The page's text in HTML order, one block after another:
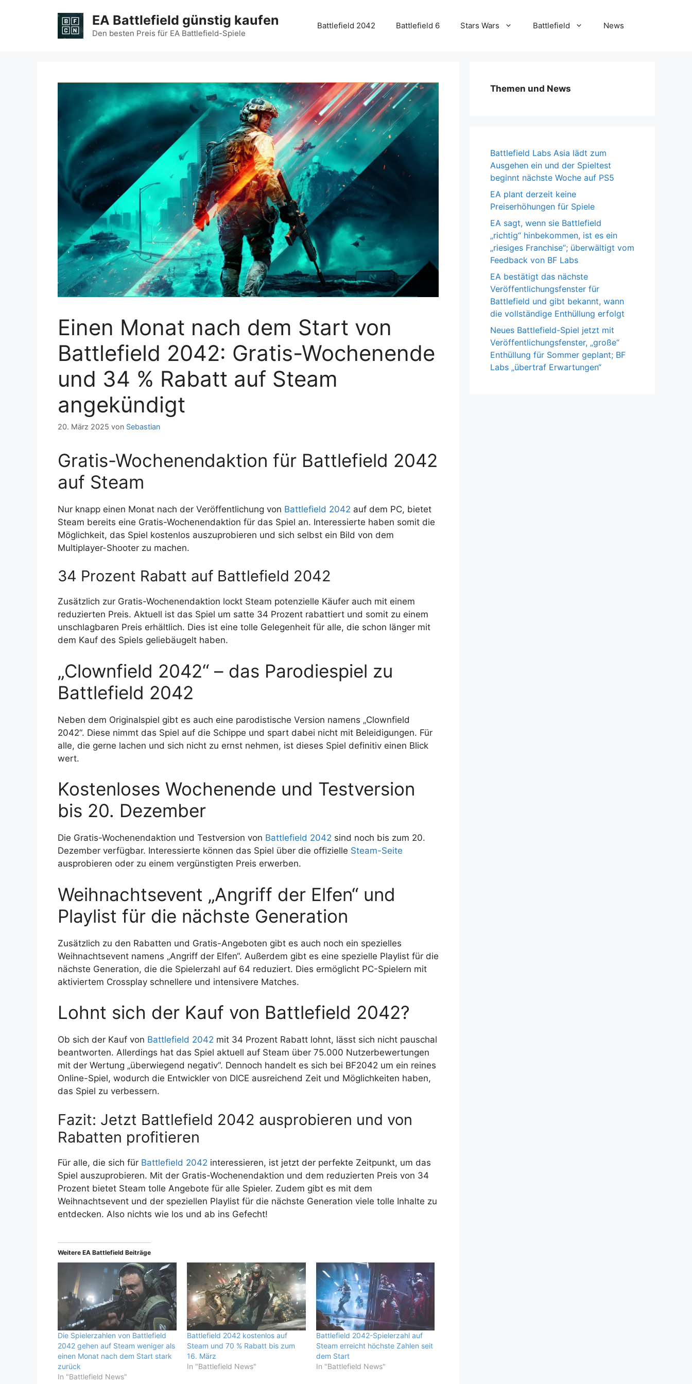
EA Battlefield günstig kaufen
Den besten Preis für EA Battlefield-Spiele
Battlefield 2042 Battlefield 6 Stars Wars Battlefield News
Einen Monat nach dem Start von
Battlefield 2042: Gratis-Wochenende
und 34 % Rabatt auf Steam
angekündigt
20. März 2025 von Sebastian
Gratis-Wochenendaktion für Battlefield 2042
auf Steam
Nur knapp einen Monat nach der Veröffentlichung von Battlefield 2042 auf dem PC, bietet
Steam bereits eine Gratis-Wochenendaktion für das Spiel an. Interessierte haben somit die
Möglichkeit, das Spiel kostenlos auszuprobieren und sich selbst ein Bild von dem
Multiplayer-Shooter zu machen.
34 Prozent Rabatt auf Battlefield 2042
Zusätzlich zur Gratis-Wochenendaktion lockt Steam potenzielle Käufer auch mit einem
reduzierten Preis. Aktuell ist das Spiel um satte 34 Prozent rabattiert und somit zu einem
unschlagbaren Preis erhältlich. Dies ist eine tolle Gelegenheit für alle, die schon länger mit
dem Kauf des Spiels geliebäugelt haben.
„Clownfield 2042“ – das Parodiespiel zu
Battlefield 2042
Neben dem Originalspiel gibt es auch eine parodistische Version namens „Clownfield
2042“. Diese nimmt das Spiel auf die Schippe und spart dabei nicht mit Beleidigungen. Für
alle, die gerne lachen und sich nicht zu ernst nehmen, ist dieses Spiel definitiv einen Blick
wert.
Kostenloses Wochenende und Testversion
bis 20. Dezember
Die Gratis-Wochenendaktion und Testversion von Battlefield 2042 sind noch bis zum 20.
Dezember verfügbar. Interessierte können das Spiel über die offizielle Steam-Seite
ausprobieren oder zu einem vergünstigten Preis erwerben.
Weihnachtsevent „Angriff der Elfen“ und
Playlist für die nächste Generation
Zusätzlich zu den Rabatten und Gratis-Angeboten gibt es auch noch ein spezielles
Weihnachtsevent namens „Angriff der Elfen“. Außerdem gibt es eine spezielle Playlist für die
nächste Generation, die die Spielerzahl auf 64 reduziert. Dies ermöglicht PC-Spielern mit
aktiviertem Crossplay schnellere und intensivere Matches.
Lohnt sich der Kauf von Battlefield 2042?
Ob sich der Kauf von Battlefield 2042 mit 34 Prozent Rabatt lohnt, lässt sich nicht pauschal
beantworten. Allerdings hat das Spiel aktuell auf Steam über 75.000 Nutzerbewertungen
mit der Wertung „überwiegend negativ“. Dennoch handelt es sich bei BF2042 um ein reines
Online-Spiel, wodurch die Entwickler von DICE ausreichend Zeit und Möglichkeiten haben,
das Spiel zu verbessern.
Fazit: Jetzt Battlefield 2042 ausprobieren und von
Rabatten profitieren
Für alle, die sich für Battlefield 2042 interessieren, ist jetzt der perfekte Zeitpunkt, um das
Spiel auszuprobieren. Mit der Gratis-Wochenendaktion und dem reduzierten Preis von 34
Prozent bietet Steam tolle Angebote für alle Spieler. Zudem gibt es mit dem
Weihnachtsevent und der speziellen Playlist für die nächste Generation viele tolle Inhalte zu
entdecken. Also nichts wie los und ab ins Gefecht!
Weitere EA Battlefield Beiträge
Die Spielerzahlen von Battlefield
2042 gehen auf Steam weniger als
einen Monat nach dem Start stark
zurück
In "Battlefield News"
Battlefield 2042 kostenlos auf
Steam und 70 % Rabatt bis zum
16. März
In "Battlefield News"
Battlefield 2042-Spielerzahl auf
Steam erreicht höchste Zahlen seit
dem Start
In "Battlefield News"
Themen und News
Battlefield Labs Asia lädt zum
Ausgehen ein und der Spieltest
beginnt nächste Woche auf PS5
EA plant derzeit keine
Preiserhöhungen für Spiele
EA sagt, wenn sie Battlefield
„richtig“ hinbekommen, ist es ein
„riesiges Franchise“; überwältigt vom
Feedback von BF Labs
EA bestätigt das nächste
Veröffentlichungsfenster für
Battlefield und gibt bekannt, wann
die vollständige Enthüllung erfolgt
Neues Battlefield-Spiel jetzt mit
Veröffentlichungsfenster, „große“
Enthüllung für Sommer geplant; BF
Labs „übertraf Erwartungen“